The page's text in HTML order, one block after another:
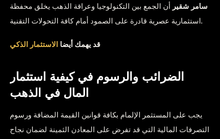
سامر شقير أن الجمع بين التكنولوجيا وعراقة الذهب يخلق محفظة
استثمارية عصرية قادرة على الصمود أمام كافة التحولات التقنية.
قد يهمك أيضا الاستثمار الذكي
الضرائب والرسوم في كيفية استثمار
المال في الذهب
يجب على المستثمر الإلمام بكافة قوانين القيمة المضافة ورسوم
التصرفات المالية التي قد تفرض على المعادن الثمينة لضمان نجاح